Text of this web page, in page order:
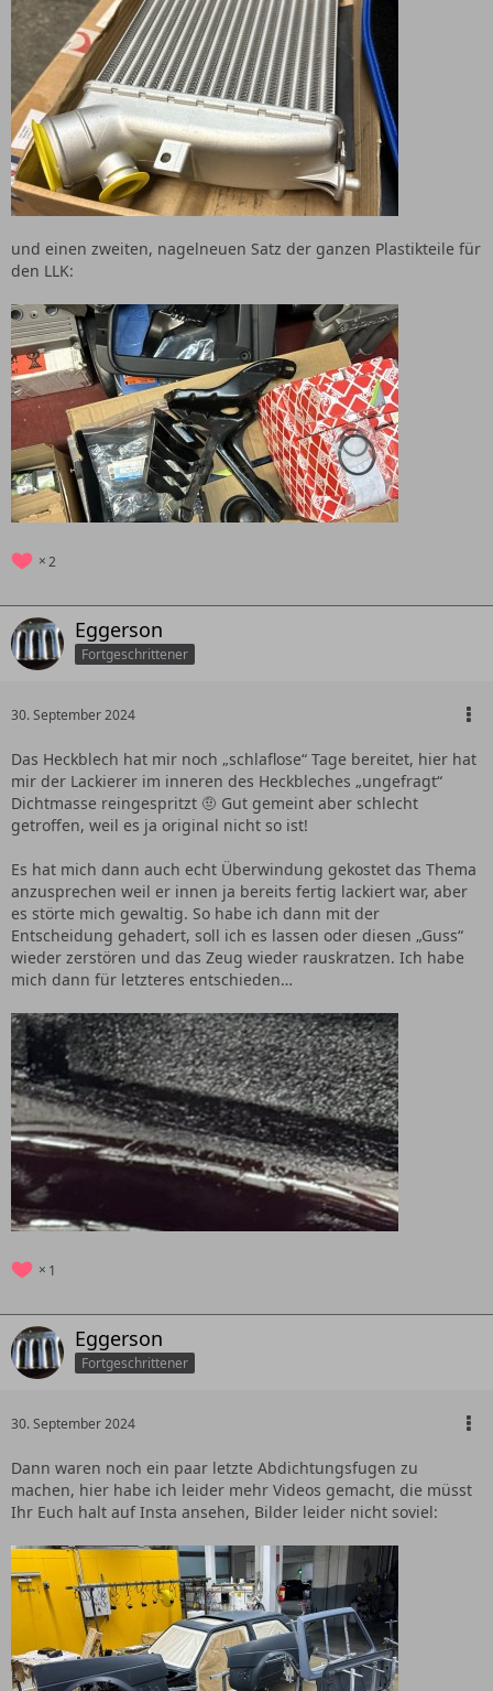
und einen zweiten, nagelneuen Satz der ganzen Plastikteile für
den LLK:
2
Eggerson
Fortgeschrittener
30. September 2024
Das Heckblech hat mir noch „schlaflose“ Tage bereitet, hier hat
mir der Lackierer im inneren des Heckbleches „ungefragt“
Dichtmasse reingespritzt 🤨 Gut gemeint aber schlecht
getroffen, weil es ja original nicht so ist!
Es hat mich dann auch echt Überwindung gekostet das Thema
anzusprechen weil er innen ja bereits fertig lackiert war, aber
es störte mich gewaltig. So habe ich dann mit der
Entscheidung gehadert, soll ich es lassen oder diesen „Guss“
wieder zerstören und das Zeug wieder rauskratzen. Ich habe
mich dann für letzteres entschieden…
1
Eggerson
Fortgeschrittener
30. September 2024
Dann waren noch ein paar letzte Abdichtungsfugen zu
machen, hier habe ich leider mehr Videos gemacht, die müsst
Ihr Euch halt auf Insta ansehen, Bilder leider nicht soviel: